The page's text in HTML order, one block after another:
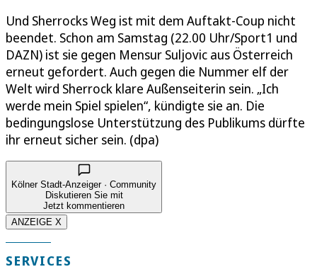
Und Sherrocks Weg ist mit dem Auftakt-Coup nicht
beendet. Schon am Samstag (22.00 Uhr/Sport1 und
DAZN) ist sie gegen Mensur Suljovic aus Österreich
erneut gefordert. Auch gegen die Nummer elf der
Welt wird Sherrock klare Außenseiterin sein. „Ich
werde mein Spiel spielen“, kündigte sie an. Die
bedingungslose Unterstützung des Publikums dürfte
ihr erneut sicher sein. (dpa)
Kölner Stadt-Anzeiger · Community
Diskutieren Sie mit
Jetzt kommentieren
ANZEIGE X
SERVICES